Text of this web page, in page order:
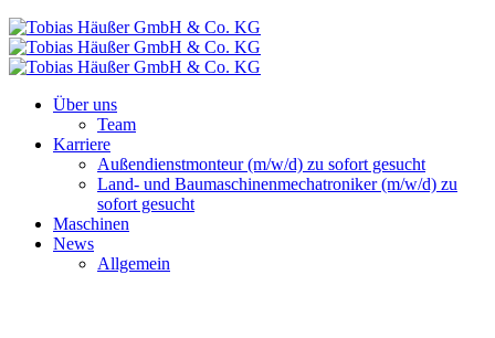
Über uns
Team
Karriere
Außendienstmonteur (m/w/d) zu sofort gesucht
Land- und Baumaschinenmechatroniker (m/w/d) zu
sofort gesucht
Maschinen
News
Allgemein